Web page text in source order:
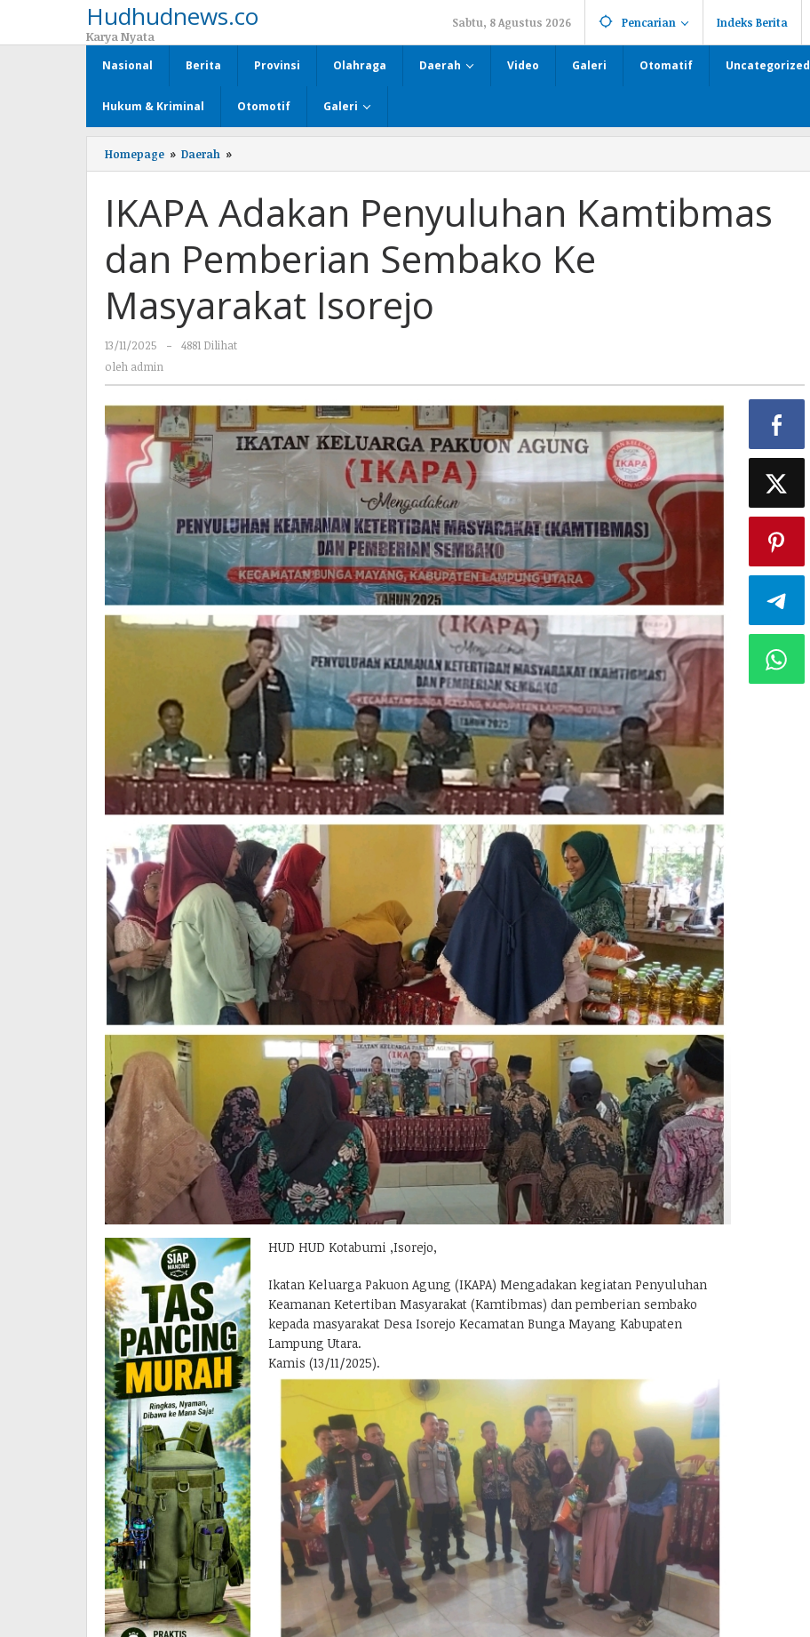
Hudhudnews.co
Karya Nyata
Sabtu, 8 Agustus 2026 Pencarian Indeks Berita
Nasional Berita Provinsi Olahraga Daerah Video Galeri Otomatif Uncategorized
Hukum & Kriminal Otomotif Galeri
Homepage » Daerah »
Adakan
Kamtibmas
dan
Sembako
Isorejo
IKAPA Adakan Penyuluhan Kamtibmas
dan Pemberian Sembako Ke
Masyarakat Isorejo
13/11/2025
oleh
-
4881 Dilihat
oleh admin
HUD HUD Kotabumi ,Isorejo,
Ikatan Keluarga Pakuon Agung (IKAPA) Mengadakan kegiatan Penyuluhan
Keamanan Ketertiban Masyarakat (Kamtibmas) dan pemberian sembako
kepada masyarakat Desa Isorejo Kecamatan Bunga Mayang Kabupaten
Lampung Utara.
Kamis (13/11/2025).